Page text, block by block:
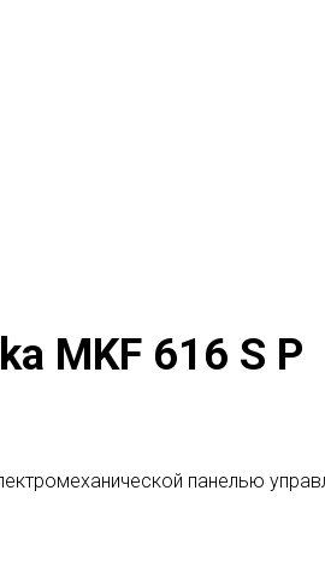
MKF 616 S P
панелью